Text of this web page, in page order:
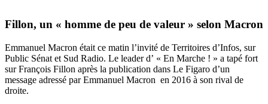
Fillon, un « homme de peu de valeur » selon Macron
Emmanuel Macron était ce matin l’invité de Territoires d’Infos, sur
Public Sénat et Sud Radio. Le leader d’ « En Marche ! » a tapé fort
sur François Fillon après la publication dans Le Figaro d’un
message adressé par Emmanuel Macron en 2016 à son rival de
droite.